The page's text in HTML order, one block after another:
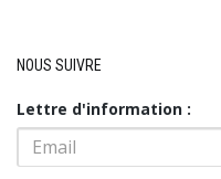
NOUS SUIVRE
Lettre d'information :